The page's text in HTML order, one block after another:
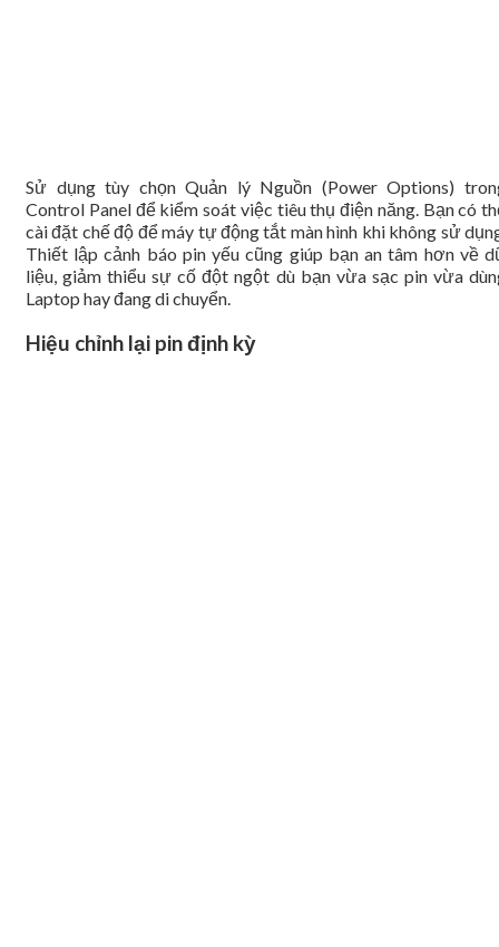
Sử dụng tùy chọn Quản lý Nguồn (Power Options)
Control Panel để kiểm soát việc tiêu thụ điện năng. Bạn có
cài đặt chế độ để máy tự động tắt màn hình khi không sử
Thiết lập cảnh báo pin yếu cũng giúp bạn an tâm hơn về
liệu, giảm thiểu sự cố đột ngột dù bạn vừa sạc pin vừa
Laptop hay đang di chuyển.
Hiệu chỉnh lại pin định kỳ